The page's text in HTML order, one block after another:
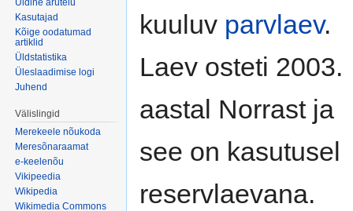
kuuluv parvlaev.
Laev osteti 2003.
aastal Norrast ja
see on kasutusel
reservlaevana.
Kasutajad
Kõige oodatumad
artiklid
Üldstatistika
Üleslaadimise logi
Juhend
Välislingid
Merekeele nõukoda
Meresõnaraamat
e-keelenõu
Vikipeedia
Wikipedia
Wikimedia Commons